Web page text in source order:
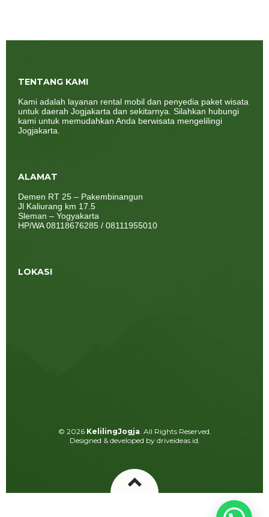
TENTANG KAMI
Kami adalah layanan rental mobil dan penyedia paket wisata
untuk daerah Jogjakarta dan sekitarnya. Silahkan hubungi
kami untuk memudahkan Anda berwisata mengelilingi
Jogjakarta.
ALAMAT
Demen RT 25 – Pakembinangun
Jl Kaliurang km 17.5
Sleman – Yogyakarta
HP/WA 08118676285 / 08111955010
LOKASI
© 2026 KelilingJogja. All Rights Reserved.
Designed & developed by driveideas.id.